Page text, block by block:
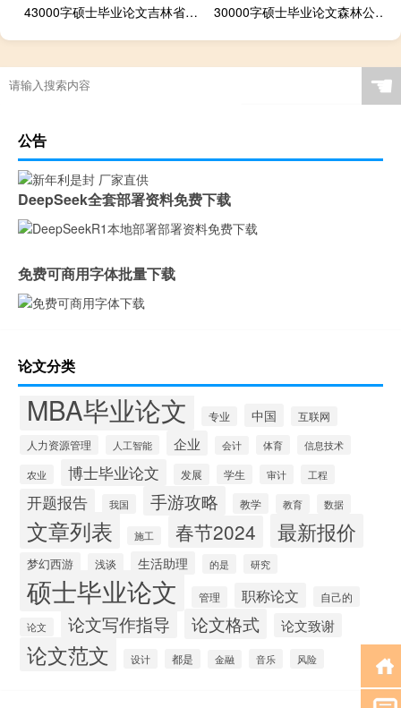
43000字硕士毕业论文吉林省保险系统职工思想政治教育研究
30000字硕士毕业论文森林公安管理系统的目标与构想
☚
公告
DeepSeek全套部署资料免费下载
免费可商用字体批量下载
论文分类
MBA毕业论文 专业 中国
互联网
人力资源管理
人工智能 企业 会计 体育 信息技术
农业 博士毕业论文 发展 学生 审计 工程
开题报告 我国 手游攻略 教学 教育 数据
文章列表 施工 春节2024 最新报价
梦幻西游 浅谈 生活助理 的是 研究
硕士毕业论文 管理 职称论文 自己的
论文 论文写作指导 论文格式 论文致谢
论文范文 设计 都是 金融 音乐 风险